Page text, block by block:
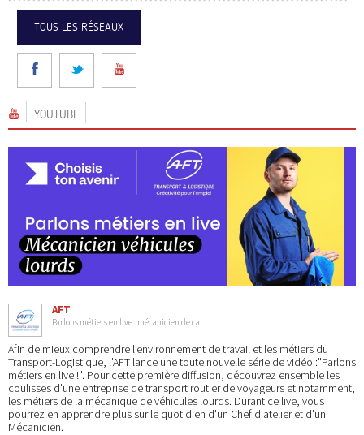
TOUS LES RÉSEAUX
YOUTUBE
AFT
Parlons métiers en live : mécanicien de car
Afin de mieux comprendre l'environnement de travail et les métiers du
Transport-Logistique, l'AFT lance une toute nouvelle série de vidéo :"Parlons
métiers en live !". Pour cette première diffusion, découvrez ensemble les
coulisses d'une entreprise de transport routier de voyageurs et notamment,
les métiers de la mécanique de véhicules lourds. Durant ce live, vous
pourrez en apprendre plus sur le quotidien d'un Chef d'atelier et d'un
Mécanicien.